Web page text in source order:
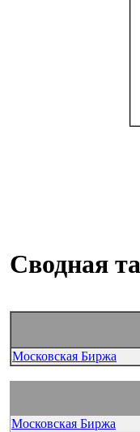
Сводная
Московская Биржа
Московская Биржа